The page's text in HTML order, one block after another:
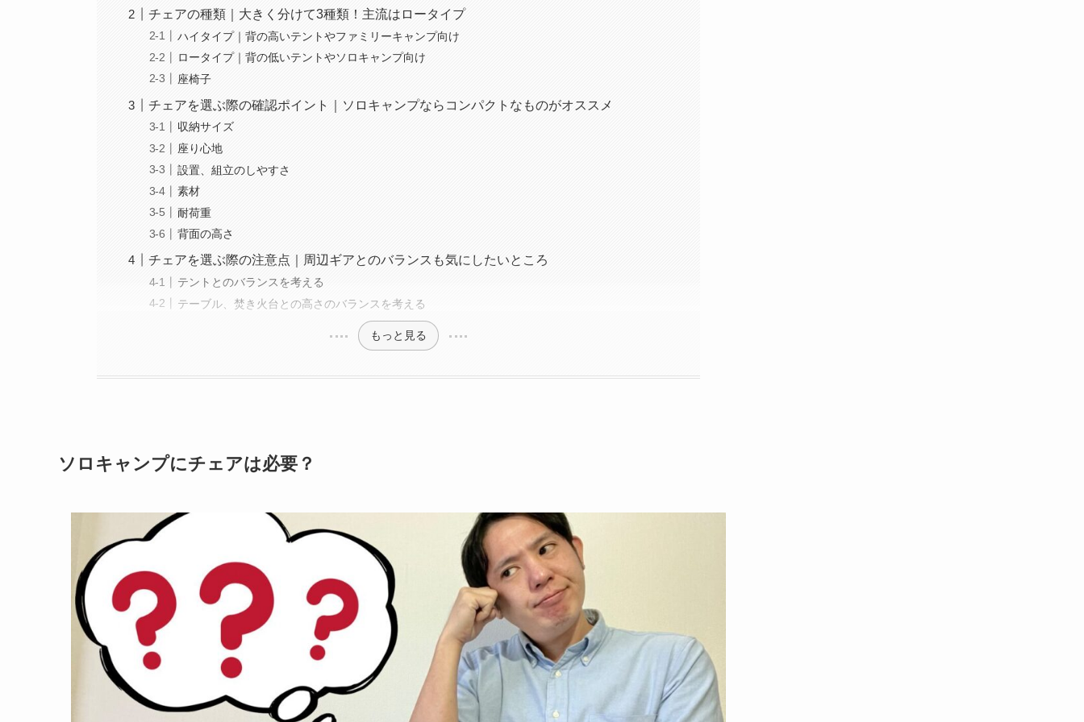
チェアの種類｜大きく分けて3種類！主流はロータイプ
ハイタイプ｜背の高いテントやファミリーキャンプ向け
ロータイプ｜背の低いテントやソロキャンプ向け
座椅子
チェアを選ぶ際の確認ポイント｜ソロキャンプならコンパクトなものがオススメ
収納サイズ
座り心地
設置、組立のしやすさ
素材
耐荷重
背面の高さ
チェアを選ぶ際の注意点｜周辺ギアとのバランスも気にしたいところ
テントとのバランスを考える
テーブル、焚き火台との高さのバランスを考える
もっと見る
ソロキャンプにチェアは必要？